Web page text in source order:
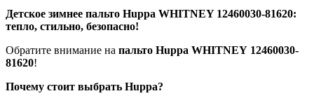
Детское зимнее пальто Huppa WHITNEY 12460030-81620:
тепло, стильно, безопасно!
Обратите внимание на пальто Huppa WHITNEY 12460030-
81620!
Почему стоит выбрать Huppa?